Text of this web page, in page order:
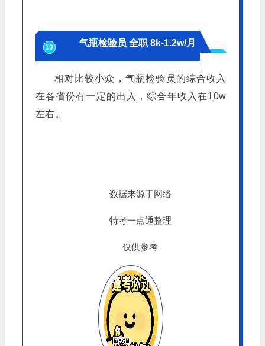
10 气瓶检验员 全职 8k-1.2w/月
相对比较小众，气瓶检验员的综合收入
在各省份有一定的出入，综合年收入在10w
左右。
数据来源于网络
特考一点通整理
仅供参考